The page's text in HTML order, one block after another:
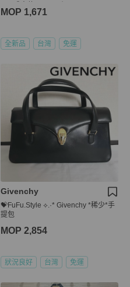
MOP 1,671
全新品 台灣 免運
Givenchy
💝FuFu.Style ⟡.·* Givenchy *稀少*手
提包
MOP 2,854
狀況良好 台灣 免運